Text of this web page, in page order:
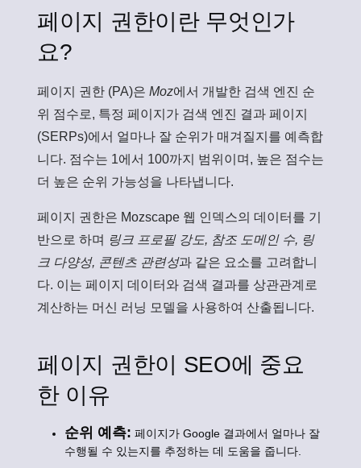
페이지 권한이란 무엇인가
요?
페이지 권한 (PA)은 Moz에서 개발한 검색 엔진 순
위 점수로, 특정 페이지가 검색 엔진 결과 페이지
(SERPs)에서 얼마나 잘 순위가 매겨질지를 예측합
니다. 점수는 1에서 100까지 범위이며, 높은 점수는
더 높은 순위 가능성을 나타냅니다.
페이지 권한은 Mozscape 웹 인덱스의 데이터를 기
반으로 하며 링크 프로필 강도, 참조 도메인 수, 링
크 다양성, 콘텐츠 관련성과 같은 요소를 고려합니
다. 이는 페이지 데이터와 검색 결과를 상관관계로
계산하는 머신 러닝 모델을 사용하여 산출됩니다.
페이지 권한이 SEO에 중요
한 이유
순위 예측: 페이지가 Google 결과에서 얼마나 잘
수행될 수 있는지를 추정하는 데 도움을 줍니다.